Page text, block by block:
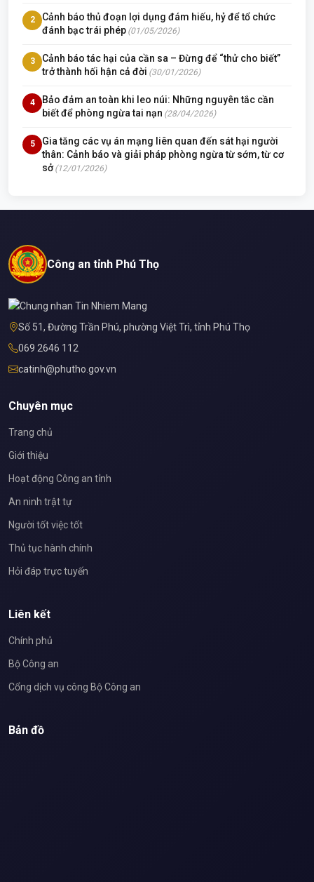
2
Cảnh báo thủ đoạn lợi dụng đám hiếu, hỷ để tổ chức
đánh bạc trái phép (01/05/2026)
3
Cảnh báo tác hại của cần sa – Đừng để “thử cho biết”
trở thành hối hận cả đời (30/01/2026)
4
Bảo đảm an toàn khi leo núi: Những nguyên tắc cần
biết để phòng ngừa tai nạn (28/04/2026)
5
Gia tăng các vụ án mạng liên quan đến sát hại người
thân: Cảnh báo và giải pháp phòng ngừa từ sớm, từ cơ
sở (12/01/2026)
Công an tỉnh Phú Thọ
Số 51, Đường Trần Phú, phường Việt Trì, tỉnh Phú Thọ
069 2646 112
catinh@phutho.gov.vn
Chuyên mục
Trang chủ
Giới thiệu
Hoạt động Công an tỉnh
An ninh trật tự
Người tốt việc tốt
Thủ tục hành chính
Hỏi đáp trực tuyến
Liên kết
Chính phủ
Bộ Công an
Cổng dịch vụ công Bộ Công an
Bản đồ